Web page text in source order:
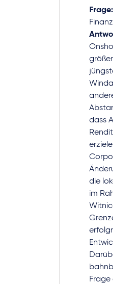
Frage:
dass
die
im
Frage